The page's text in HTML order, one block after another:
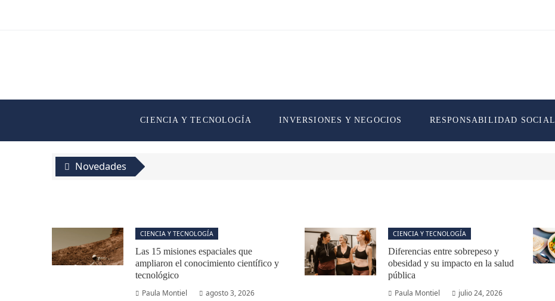
CIENCIA Y TECNOLOGÍA INVERSIONES Y NEGOCIOS RESPONSABILIDAD SOCIAL
Novedades
CIENCIA Y TECNOLOGÍA
Las 15 misiones espaciales que
ampliaron el conocimiento científico y
tecnológico
Paula Montiel
agosto 3, 2026
CIENCIA Y TECNOLOGÍA
Diferencias entre sobrepeso y
obesidad y su impacto en la salud
pública
Paula Montiel
julio 24, 2026